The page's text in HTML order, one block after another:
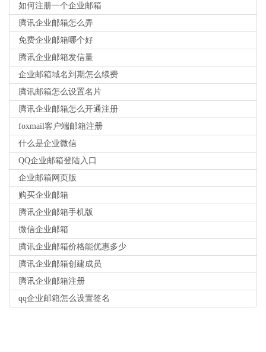
如何注册一个企业邮箱
腾讯企业邮箱怎么弄
免费企业邮箱哪个好
腾讯企业邮箱发信量
企业邮箱域名到期怎么续费
腾讯邮箱怎么设置名片
腾讯企业邮箱怎么开通注册
foxmail客户端邮箱注册
什么是企业微信
QQ企业邮箱登陆入口
企业邮箱网页版
购买企业邮箱
腾讯企业邮箱手机版
微信企业邮箱
腾讯企业邮箱价格能优惠多少
腾讯企业邮箱创建成员
腾讯企业邮箱注册
qq企业邮箱怎么设置签名